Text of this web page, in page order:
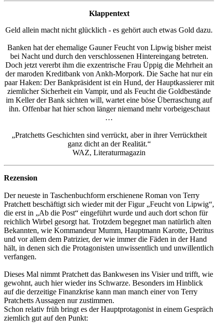
Klappentext
Geld allein macht nicht glücklich - es gehört auch etwas Gold dazu.
Banken hat der ehemalige Gauner Feucht von Lipwig bisher meist
bei Nacht und durch den verschlossenen Hintereingang betreten.
Doch jetzt vererbt ihm die exzentrische Frau Üppig die Mehrheit an
der maroden Kreditbank von Ankh-Morpork. Die Sache hat nur ein
paar Haken: Der Bankpräsident ist ein Hund, der Hauptkassierer mit
ziemlicher Sicherheit ein Vampir, und als Feucht die Goldbestände
im Keller der Bank sichten will, wartet eine böse Überraschung auf
ihn. Offenbar hat hier schon länger niemand mehr vorbeigeschaut
…
„Pratchetts Geschichten sind verrückt, aber in ihrer Verrücktheit
ganz dicht an der Realität.“
WAZ, Literaturmagazin
Rezension
Der neueste in Taschenbuchform erschienene Roman von Terry
Pratchett beschäftigt sich wieder mit der Figur „Feucht von Lipwig“,
die erst in „Ab die Post“ eingeführt wurde und auch dort schon für
reichlich Wirbel gesorgt hat. Trotzdem begegnet man natürlich alten
Bekannten, wie Kommandeur Mumm, Hauptmann Karotte, Detritus
und vor allem dem Patrizier, der wie immer die Fäden in der Hand
hält, in denen sich die Protagonisten unwissentlich und unwillentlich
verfangen.
Dieses Mal nimmt Pratchett das Bankwesen ins Visier und trifft, wie
gewohnt, auch hier wieder ins Schwarze. Besonders im Hinblick
auf die derzeitige Finanzkrise kann man manch einer von Terry
Pratchetts Aussagen nur zustimmen.
Schon relativ früh bringt es der Hauptprotagonist in einem Gespräch
ziemlich gut auf den Punkt: